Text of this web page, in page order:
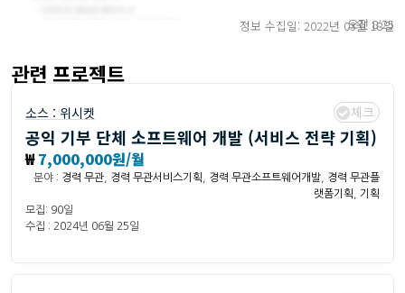
정보 수집일: 2022년 03월 18일
오전 8:25
관련 프로젝트
소스 : 위시켓 체크
공익 기부 단체 소프트웨어 개발 (서비스 전략 기획)
₩7,000,000원/월
분야 : 경력 무관 경력 무관서비스기획 경력 무관소프트웨어개발
경력 무관플
랫폼기획
기획
모집: 90일
수집 : 2024년 06월 25일